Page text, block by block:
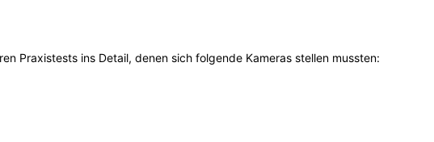
Praxistests ins Detail, denen sich folgende Kameras stellen mussten: